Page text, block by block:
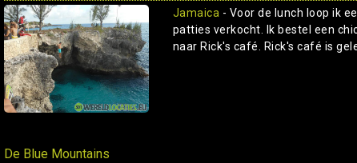
Jamaica - Voor de lunch loop ik
patties verkocht. Ik bestel een
naar Rick's café. Rick's café is
De Blue Mountains